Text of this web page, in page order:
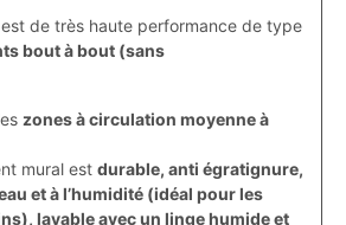
est de très haute performance de type
bout à bout (sans
zones à circulation moyenne à
mural estdurable, anti égratignure,
et à l’humidité (idéal pour les
lavable avec un linge humide et